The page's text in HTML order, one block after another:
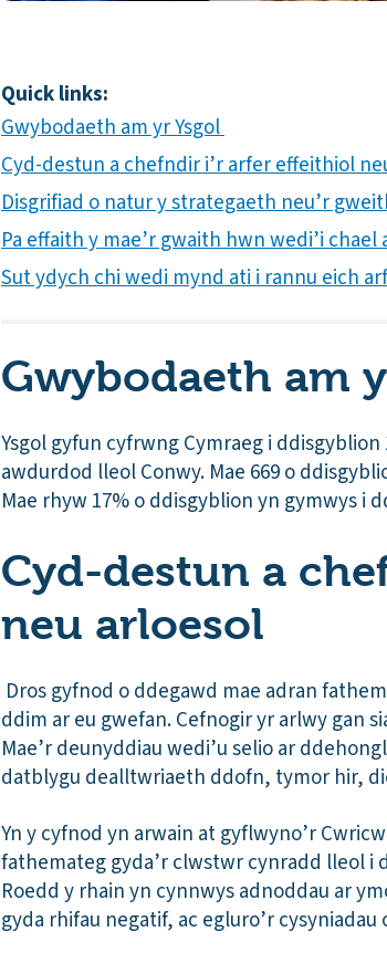
Quick links:
Gwybodaeth am yr Ysgol
Cyd-destun a chefndir i’r arfer effeithiol
Disgrifiad o natur y strategaeth neu’r
Pa effaith y mae’r gwaith hwn wedi’i
Sut ydych chi wedi mynd ati i rannu eich
Gwybodaeth am
Ysgol gyfun cyfrwng Cymraeg i
awdurdod lleol Conwy. Mae 669 o
Mae rhyw 17% o ddisgyblion yn gymwys i
Cyd-destun a
neu arloesol
Dros gyfnod o ddegawd mae adran
ddim ar eu gwefan. Cefnogir yr arlwy gan
Mae’r deunyddiau wedi’u selio ar
datblygu dealltwriaeth ddofn, tymor hir,
Yn y cyfnod yn arwain at gyflwyno’r
fathemateg gyda’r clwstwr cynradd lleol i
Roedd y rhain yn cynnwys adnoddau ar
gyda rhifau negatif, ac egluro’r